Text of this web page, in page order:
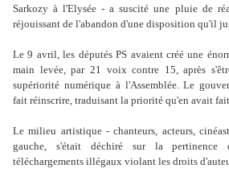
Sarkozy à l'Elysée - a suscité une pluie de
réjouissant de l'abandon d'une disposition qu'il
Le 9 avril, les députés PS avaient créé une
main levée, par 21 voix contre 15, après
supériorité numérique à l'Assemblée. Le
fait réinscrire, traduisant la priorité qu'en avait
Le milieu artistique - chanteurs, acteurs,
gauche, s'était déchiré sur la pertinence
téléchargements illégaux violant les droits